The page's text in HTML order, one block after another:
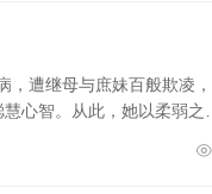
，遭继母与庶妹百般欺凌
心智。从此，她以柔弱之躯